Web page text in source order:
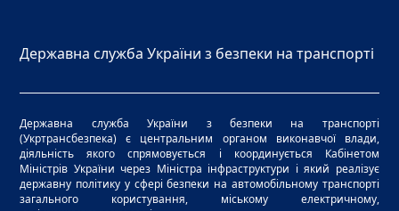
Державна служба України з безпеки на транспорті
Державна служба України з безпеки на транспорті
(Укртрансбезпека) є центральним органом виконавчої влади,
діяльність якого спрямовується і координується Кабінетом
Міністрів України через Міністра інфраструктури і який реалізує
державну політику у сфері безпеки на автомобільному транспорті
загального користування, міському електричному,